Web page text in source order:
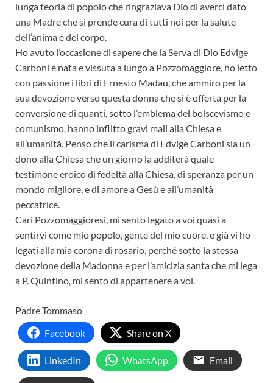
lunga teoria di popolo che ringraziava Dio di averci dato
una Madre che si prende cura di tutti noi per la salute
dell’anima e del corpo.
Ho avuto l’occasione di sapere che la Serva di Dio Edvige
Carboni è nata e vissuta a lungo a Pozzomaggiore, ho letto
con passione i libri di Ernesto Madau, che ammiro per la
sua devozione verso questa donna che si è offerta per la
conversione di quanti, sotto l’emblema del bolscevismo e
comunismo, hanno inflitto gravi mali alla Chiesa e
all’umanità. Penso che il carisma di Edvige Carboni sia un
dono alla Chiesa che un giorno la additerà quale
testimone eroico di fedeltà alla Chiesa, di speranza per un
mondo migliore, e di amore a Gesù e all’umanità
peccatrice.
Cari Pozzomaggioresi, mi sento legato a voi quasi a
sentirvi come mio popolo, gente del mio cuore, e già vi ho
legati alla mia corona di rosario, perché sotto la stessa
devozione della Madonna e per l’amicizia santa che mi lega
a P. Quintino, mi sento di appartenere a voi.
Padre Tommaso
Facebook
Share on X
LinkedIn WhatsApp Email